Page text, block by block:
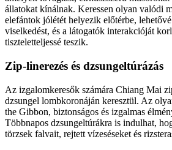
állatokat kínálnak. Keressen olyan valódi
elefántok jólétét helyezik előtérbe,
viselkedést, és a látogatók interakcióját
tiszteletteljessé teszik.
Zip-linerezés és dzsungeltúrázás
Az izgalomkeresők számára Chiang Mai
dzsungel lombkoronáján keresztül. Az
the Gibbon, biztonságos és izgalmas
Többnapos dzsungeltúrákra is indulhat,
törzsek falvait, rejtett vízeséseket és